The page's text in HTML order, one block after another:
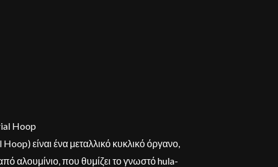
Hoop
είναι ένα μεταλλικό κυκλικό όργανο,
αλουμίνιο, που θυμίζει το γνωστό hula-